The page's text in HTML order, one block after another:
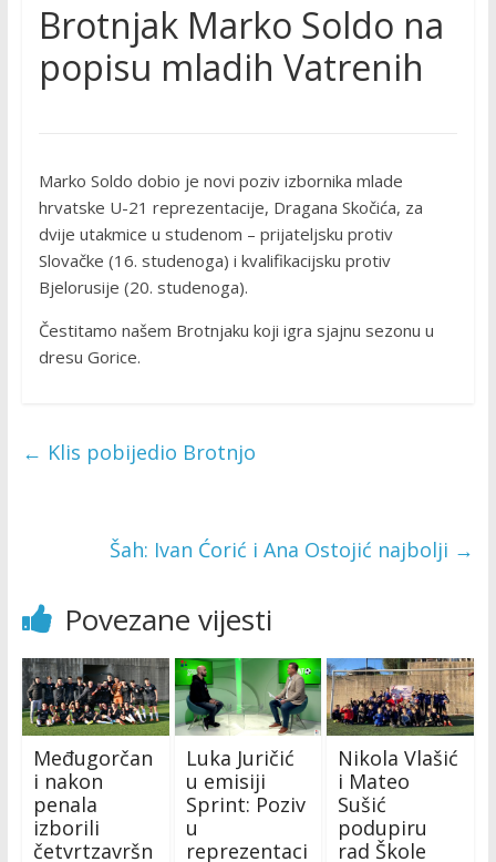
Brotnjak Marko Soldo na
popisu mladih Vatrenih
Marko Soldo dobio je novi poziv izbornika mlade
hrvatske U-21 reprezentacije, Dragana Skočića, za
dvije utakmice u studenom – prijateljsku protiv
Slovačke (16. studenoga) i kvalifikacijsku protiv
Bjelorusije (20. studenoga).
Čestitamo našem Brotnjaku koji igra sjajnu sezonu u
dresu Gorice.
← Klis pobijedio Brotnjo
Šah: Ivan Ćorić i Ana Ostojić najbolji →
Povezane vijesti
Međugorčan
i nakon
penala
izborili
četvrtzavršn
Luka Juričić
u emisiji
Sprint: Poziv
u
reprezentaci
Nikola Vlašić
i Mateo
Sušić
podupiru
rad Škole